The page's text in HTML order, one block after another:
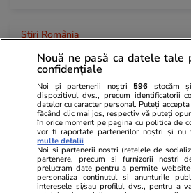
Știri România
Rezultatele Tragerilor
Verii din 12 iulie 2026.
extrase duminică
Știri România
Rezultate BAC București
publicate azi pe edu.ro
Nouă ne pasă ca datele tale
confidențiale
Noi și partenerii noștri 596 stocăm
dispozitivul dvs., precum identificatorii
datelor cu caracter personal. Puteți
făcând clic mai jos, respectiv vă puteți
în orice moment pe pagina cu politica de
vor fi raportate partenerilor noștri și nu
multe detalii
Noi si partenerii nostri (retelele de
partenere, precum si furnizorii nostri
prelucram date pentru a permite
personaliza continutul si anunturile
interesele si/sau profilul dvs., pentru a